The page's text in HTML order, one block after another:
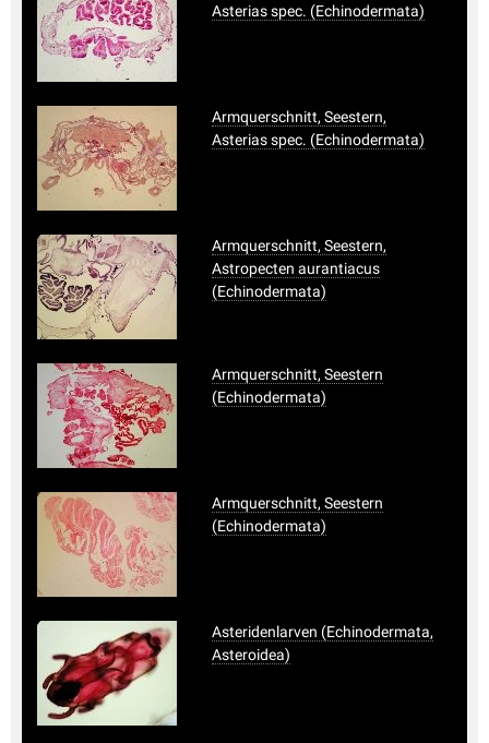
Asterias spec. (Echinodermata)
Armquerschnitt, Seestern,
Asterias spec. (Echinodermata)
Armquerschnitt, Seestern,
Astropecten aurantiacus
(Echinodermata)
Armquerschnitt, Seestern
(Echinodermata)
Armquerschnitt, Seestern
(Echinodermata)
Asteridenlarven (Echinodermata,
Asteroidea)